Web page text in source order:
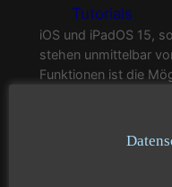
Tutorials
iOS und iPadOS 15,
stehen unmittelbar
Funktionen ist die
Beta-Tester steht